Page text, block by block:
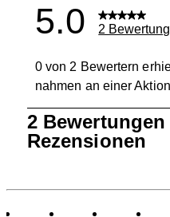
5.0 2
0 von 2 Bewertern
nahmen an einer Aktion
bis
2
2
Rezensionen